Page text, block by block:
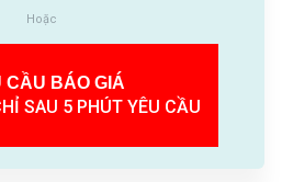
Hoặc
CẦU BÁO GIÁ
SAU 5 PHÚT YÊU CẦU